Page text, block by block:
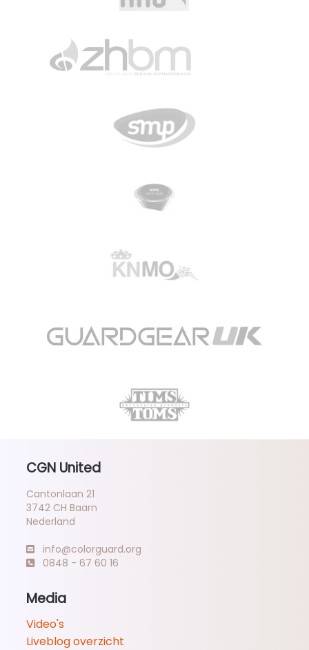
CGN United
Cantonlaan 21
3742 CH Baarn
Nederland
info@colorguard.org
0848 - 67 60 16
Media
Video's
Liveblog overzicht